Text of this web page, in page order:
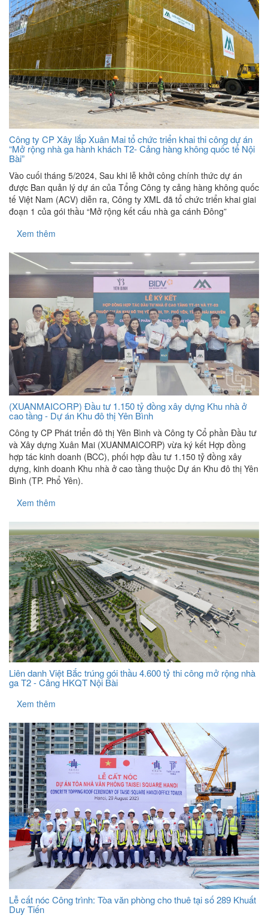
Công ty CP Xây lắp Xuân Mai tổ chức triển khai thi công dự án
“Mở rộng nhà ga hành khách T2- Cảng hàng không quốc tế Nội
Bài”
Vào cuối tháng 5/2024, Sau khi lễ khởi công chính thức dự án
được Ban quản lý dự án của Tổng Công ty cảng hàng không quốc
tế Việt Nam (ACV) diễn ra, Công ty XML đã tổ chức triển khai giai
đoạn 1 của gói thầu “Mở rộng kết cấu nhà ga cánh Đông”
Xem thêm
(XUANMAICORP) Đầu tư 1.150 tỷ đồng xây dựng Khu nhà ở
cao tầng - Dự án Khu đô thị Yên Bình
Công ty CP Phát triển đô thị Yên Bình và Công ty Cổ phần Đầu tư
và Xây dựng Xuân Mai (XUANMAICORP) vừa ký kết Hợp đồng
hợp tác kinh doanh (BCC), phối hợp đầu tư 1.150 tỷ đồng xây
dựng, kinh doanh Khu nhà ở cao tầng thuộc Dự án Khu đô thị Yên
Bình (TP. Phổ Yên).
Xem thêm
Liên danh Việt Bắc trúng gói thầu 4.600 tỷ thi công mở rộng nhà
ga T2 - Cảng HKQT Nội Bài
Xem thêm
Lễ cất nóc Công trình: Tòa văn phòng cho thuê tại số 289 Khuất
Duy Tiến